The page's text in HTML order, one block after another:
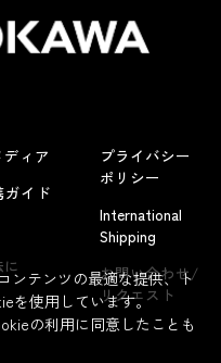
ィア
ガイド
プライバシー
ポリシー
International
Shipping
お問い合わせ/
リクエスト
ンテンツの最適な提供、ト
を使用しています。
の利用に同意したことも